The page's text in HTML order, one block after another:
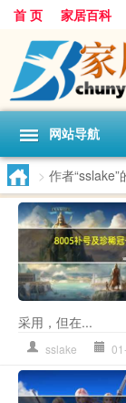
首 页 家居百科
网站导航
> 作者“sslake”
采用，但在...
sslake